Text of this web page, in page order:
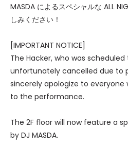
MASDA によるスペシャルな ALL
しみください！
[IMPORTANT NOTICE]
The Hacker, who was
unfortunately cancelled due to
sincerely apologize to everyone
to the performance.
The 2F floor will now feature a
by DJ MASDA.